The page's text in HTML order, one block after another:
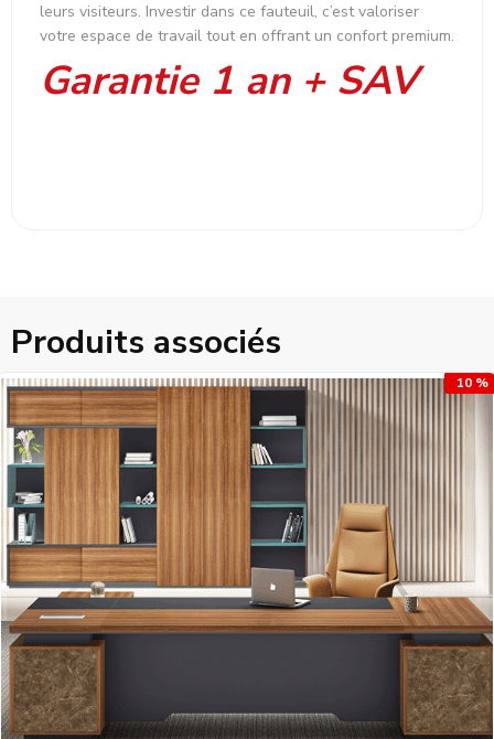
leurs visiteurs. Investir dans ce fauteuil, c’est valoriser
votre espace de travail tout en offrant un confort premium.
Garantie 1 an + SAV
Produits associés
10 %